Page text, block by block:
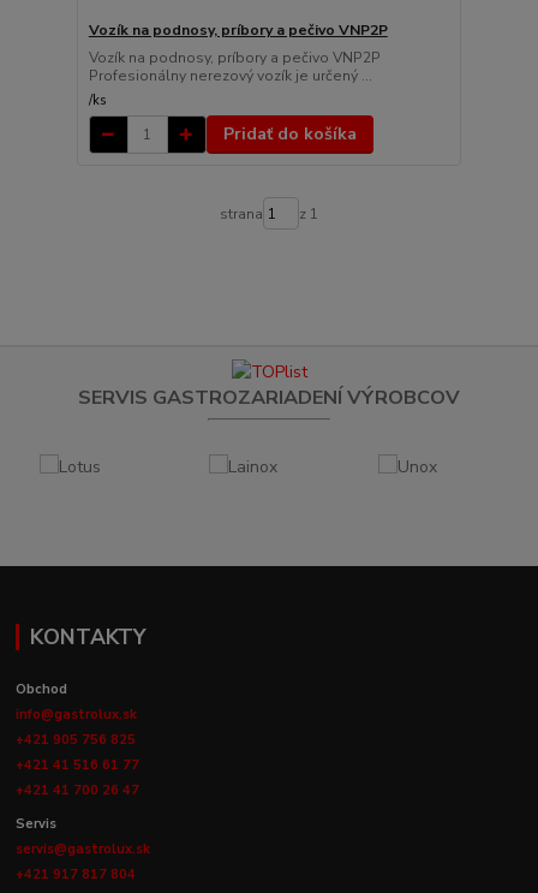
Vozík na podnosy, príbory a pečivo VNP2P
Vozík na podnosy, príbory a pečivo VNP2P
Profesionálny nerezový vozík je určený ...
/ks
Pridať do košíka
strana z 1
SERVIS GASTROZARIADENÍ VÝROBCOV
KONTAKTY
Obchod
info@gastrolux.sk
+421 905 756 825
+421 41 516 61 77
+421 41 700 26 47
Servis
servis@gastrolux.sk
+421 917 817 804